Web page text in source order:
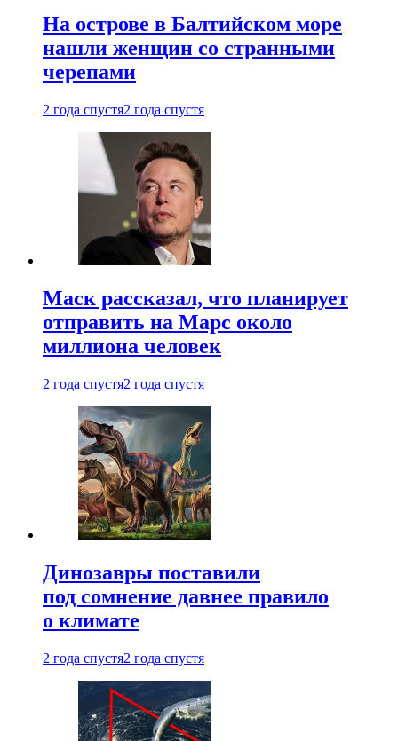
На острове в Балтийском море
нашли женщин со странными
черепами
2 года спустя2 года спустя
Маск рассказал, что планирует
отправить на Марс около
миллиона человек
2 года спустя2 года спустя
Динозавры поставили
под сомнение давнее правило
о климате
2 года спустя2 года спустя